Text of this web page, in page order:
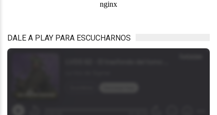
DALE A PLAY PARA ESCUCHARNOS